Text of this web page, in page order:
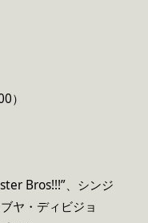
）
Bros!!!”、シンジ
ヤ・ディビジョ